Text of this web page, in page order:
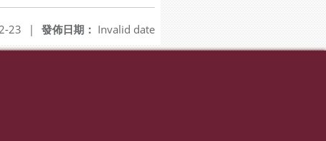
發佈日期： Invalid date
23 |